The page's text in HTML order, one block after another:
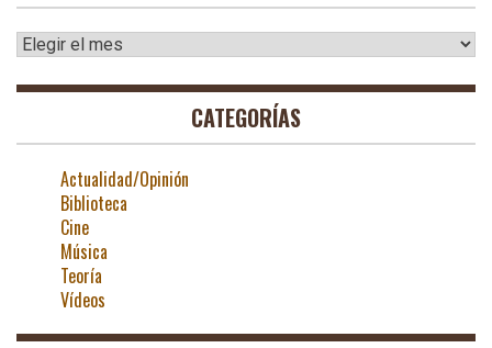
Archivos
CATEGORÍAS
Actualidad/Opinión
Biblioteca
Cine
Música
Teoría
Vídeos